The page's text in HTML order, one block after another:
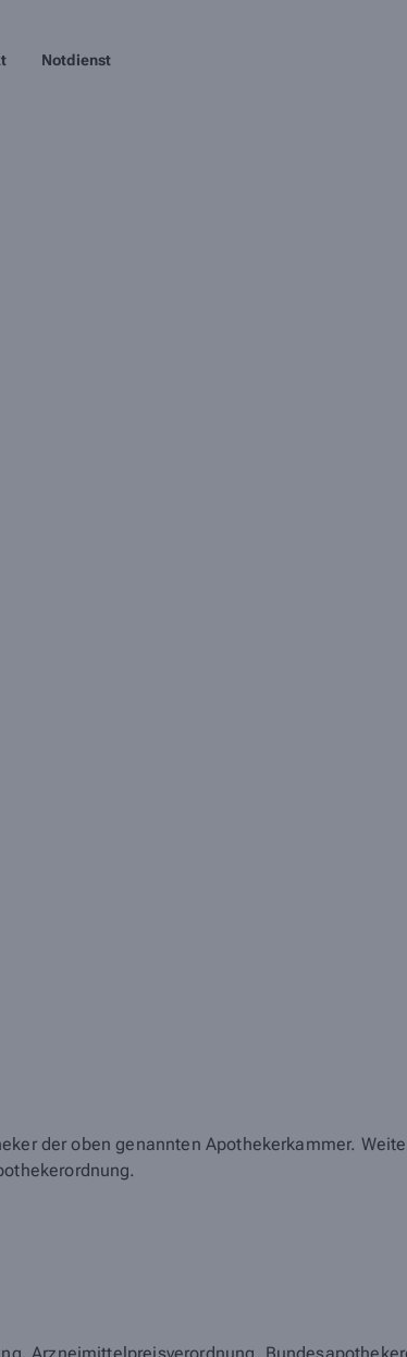
Notdienst
der oben genannten Apothekerkammer.